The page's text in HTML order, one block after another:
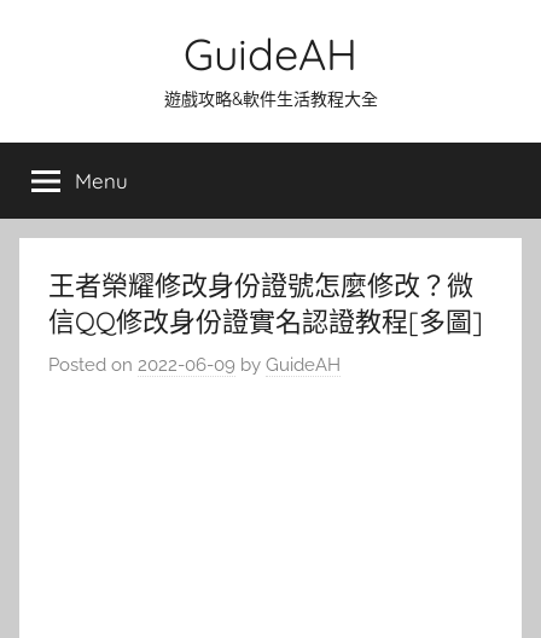
GuideAH
遊戲攻略&軟件生活教程大全
Menu
王者榮耀修改身份證號怎麼修改？微
信QQ修改身份證實名認證教程[多圖]
Posted on 2022-06-09 by GuideAH